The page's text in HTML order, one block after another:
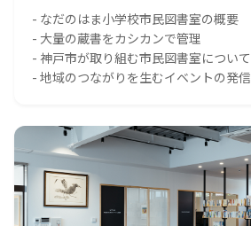
- なだのはま小学校市民図書室の概要
- 大量の蔵書をカシカンで管理
- 神戸市が取り組む市民図書室について
- 地域のつながりを生むイベントの発信